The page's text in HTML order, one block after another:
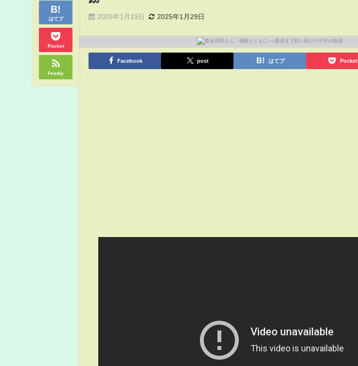
はてブ
Pocket
Feedly
2025年1月29日 2025年1月29日
Facebook post はてブ Pocket